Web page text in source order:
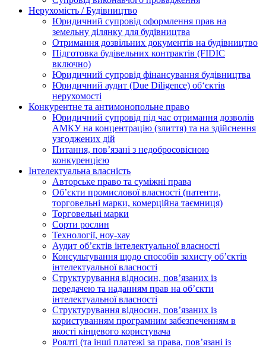
Нерухомість / Будівництво
Юридичний супровід оформлення прав на
земельну ділянку для будівництва
Отримання дозвільних документів на будівництво
Підготовка будівельних контрактів (FIDIC
включно)
Юридичний супровід фінансування будівництва
Юридичний аудит (Due Diligence) об‘єктів
нерухомості
Конкурентне та антимонопольне право
Юридичний супровід під час отримання дозволів
АМКУ на концентрацію (злиття) та на здійснення
узгоджених дій
Питання, пов’язані з недобросовісною
конкуренцією
Інтелектуальна власність
Авторське право та суміжні права
Oб’єкти промислової власності (патенти,
торговельні марки, комерційна таємниця)
Торговельні марки
Сорти рослин
Технології, ноу-хау
Аудит об’єктів інтелектуальної власності
Консультування щодо способів захисту об’єктів
інтелектуальної власності
Структурування відносин, пов’язаних із
передачею та наданням прав на об’єкти
інтелектуальної власності
Структурування відносин, пов’язаних із
користуванням програмним забезпеченням в
якості кінцевого користувача
Роялті (та інші платежі за права, пов’язані із